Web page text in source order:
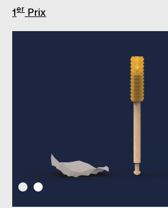
1erPrix